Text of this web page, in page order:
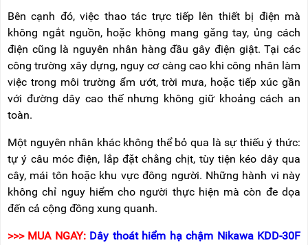
Bên cạnh đó, việc thao tác trực tiếp lên thiết bị điện mà
không ngắt nguồn, hoặc không mang găng tay, ủng cách
điện cũng là nguyên nhân hàng đầu gây điện giật. Tại các
công trường xây dựng, nguy cơ càng cao khi công nhân làm
việc trong môi trường ẩm ướt, trời mưa, hoặc tiếp xúc gần
với đường dây cao thế nhưng không giữ khoảng cách an
toàn.
Một nguyên nhân khác không thể bỏ qua là sự thiếu ý thức:
tự ý câu móc điện, lắp đặt chằng chịt, tùy tiện kéo dây qua
cây, mái tôn hoặc khu vực đông người. Những hành vi này
không chỉ nguy hiểm cho người thực hiện mà còn đe dọa
đến cả cộng đồng xung quanh.
>>> MUA NGAY: Dây thoát hiểm hạ chậm Nikawa KDD-30F